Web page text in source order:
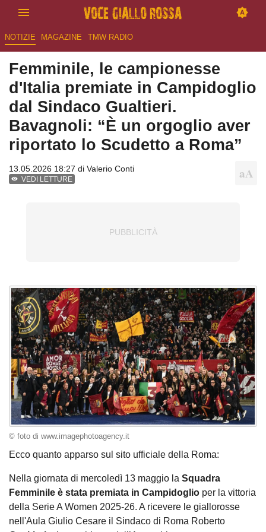
NOTIZIE MAGAZINE TMW RADIO
Femminile, le campionesse
d'Italia premiate in Campidoglio
dal Sindaco Gualtieri.
Bavagnoli: “È un orgoglio aver
riportato lo Scudetto a Roma”
13.05.2026 18:27 di Valerio Conti
VEDI LETTURE
© foto di www.imagephotoagency.it
Ecco quanto apparso sul sito ufficiale della Roma:
Nella giornata di mercoledì 13 maggio la Squadra
Femminile è stata premiata in Campidoglio per la vittoria
della Serie A Women 2025-26. A ricevere le giallorosse
nell'Aula Giulio Cesare il Sindaco di Roma Roberto